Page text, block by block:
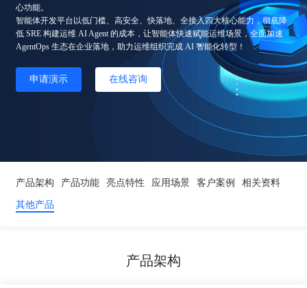
心功能。
智能体开发平台以低门槛、高安全、快落地、全接入四大核心能力，彻底降
低 SRE 构建运维 AI Agent 的成本，让智能体快速赋能运维场景，全面加速
AgentOps 生态在企业落地，助力运维组织完成 AI 智能化转型！
申请演示 在线咨询
产品架构 产品功能 亮点特性 应用场景 客户案例 相关资料
其他产品
产品架构